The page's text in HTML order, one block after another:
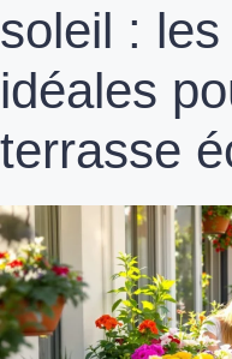
soleil :
idéales
terrasse